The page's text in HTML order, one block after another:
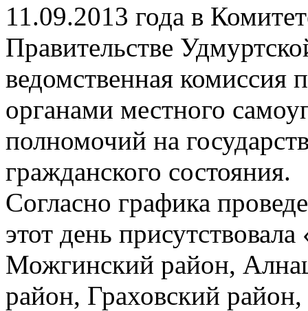
11.09.2013 года в
Правительстве
ведомственная комиссия
органами местного
полномочий на
гражданского состояния.
Согласно графика
этот день
Можгинский район,
район, Граховский